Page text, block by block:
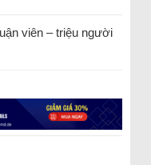
viên – triệu người